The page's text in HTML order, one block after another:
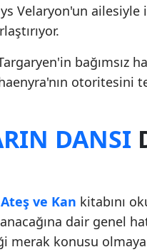
Velaryon'un
bağımsız
otoritesini
DANSI
Ateş ve Kan kitabını
dair genel
merak konusu